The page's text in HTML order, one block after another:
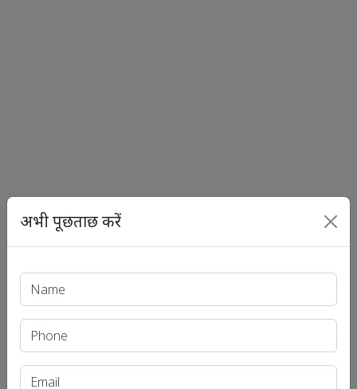
हाल के लेख
यूपीएससी आईएएस (प्री.) परीक्षा
अभी पूछताछ करें